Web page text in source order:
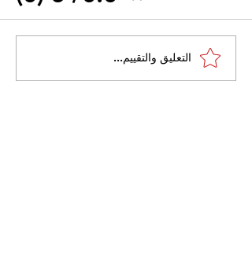
القضاء الإداري يقضي بحل
نقابة "كنابست"
التعليق والتقييم...